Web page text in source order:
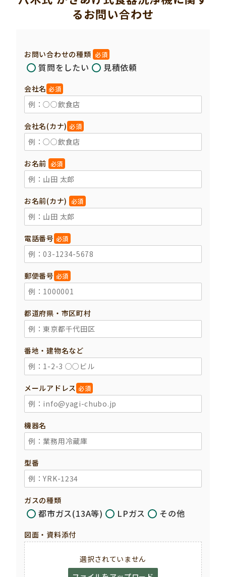
るお問い合わせ
お問い合わせの種類 必須
質問をしたい 見積依頼
会社名 必須
会社名(カナ) 必須
お名前 必須
お名前(カナ) 必須
電話番号 必須
郵便番号 必須
都道府県・市区町村
番地・建物名など
メールアドレス 必須
機器名
型番
ガスの種類
都市ガス(13A等) LPガス その他
図面・資料添付
選択されていません